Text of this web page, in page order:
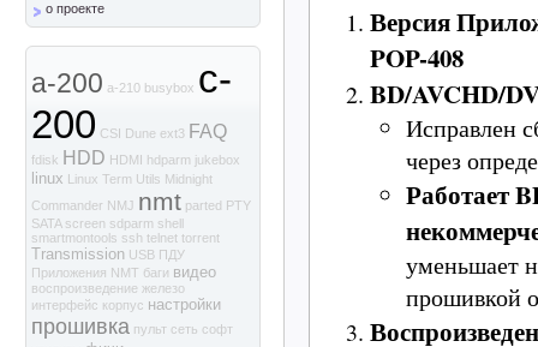
Версия
POP-408
BD/AVCHD/
Исправлен
через
Работает
уменьшает
прошивкой
о проекте
a-200 a-210 busybox c-
200 CSI Dune ext3 FAQ
fdisk HDD HDMI hdparm jukebox
linux Linux Term Utils Midnight
Commander NMJ nmt parted PTY
SATA screen sdparm shell
smartmontools ssh telnet torrent
Transmission USB ПДУ
Приложения NMT баги видео
воспроизведение железо
интерфейс корпус настройки
прошивка пульт сеть софт